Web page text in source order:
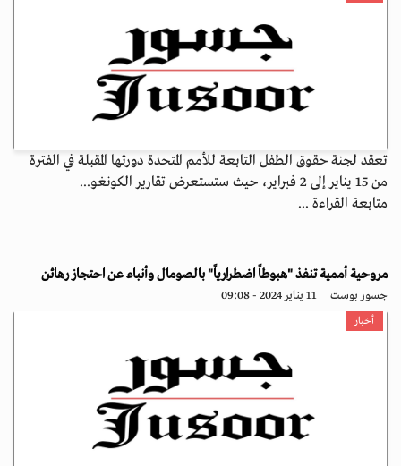
تعقد لجنة حقوق الطفل التابعة للأمم المتحدة دورتها المقبلة في الفترة
من 15 يناير إلى 2 فبراير، حيث ستستعرض تقارير الكونغو...
متابعة القراءة ...
مروحية أممية تنفذ "هبوطاً اضطرارياً" بالصومال وأنباء عن احتجاز رهائن
جسور بوست 11 يناير 2024 - 09:08
أخبار